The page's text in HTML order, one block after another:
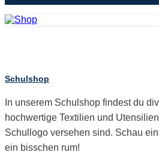
Schulshop
In unserem Schulshop findest du
hochwertige Textilien und
Schullogo versehen sind. Schau
ein bisschen rum!